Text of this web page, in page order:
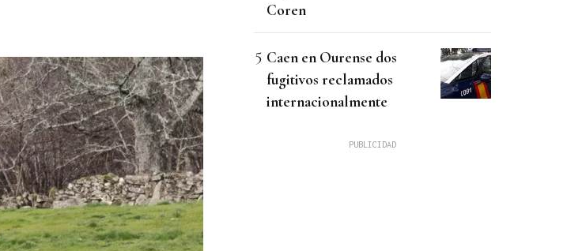
Coren
Caen en Ourense dos
fugitivos reclamados
internacionalmente